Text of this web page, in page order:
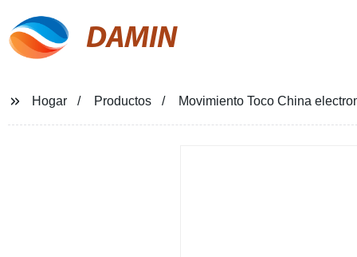
DAMIN
Hogar Productos Movimiento Toco China